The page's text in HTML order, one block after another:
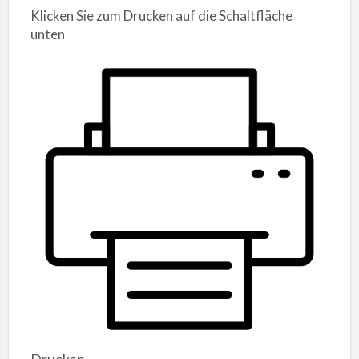
Klicken Sie zum Drucken auf die Schaltfläche
unten